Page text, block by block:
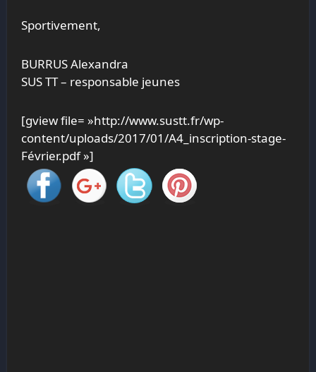
Sportivement,
BURRUS Alexandra
SUS TT – responsable jeunes
[gview file= »http://www.sustt.fr/wp-
content/uploads/2017/01/A4_inscription-stage-
Février.pdf »]